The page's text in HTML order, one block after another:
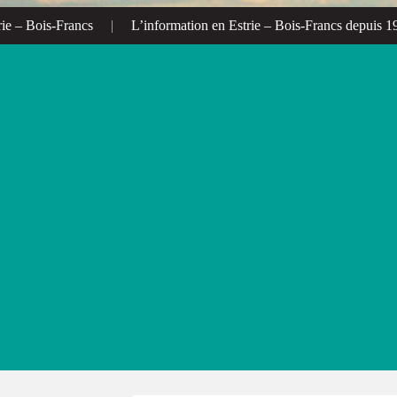
Francs | L’information en Estrie – Bois-Francs depuis 1972